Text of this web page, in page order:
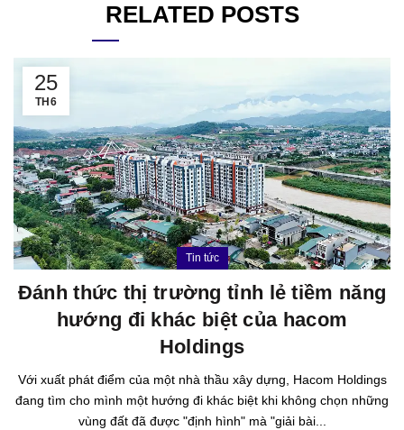
RELATED POSTS
25
TH6
Tin tức
Đánh thức thị trường tỉnh lẻ tiềm năng
hướng đi khác biệt của hacom
Holdings
Với xuất phát điểm của một nhà thầu xây dựng, Hacom Holdings
đang tìm cho mình một hướng đi khác biệt khi không chọn những
vùng đất đã được "định hình" mà "giải bài...